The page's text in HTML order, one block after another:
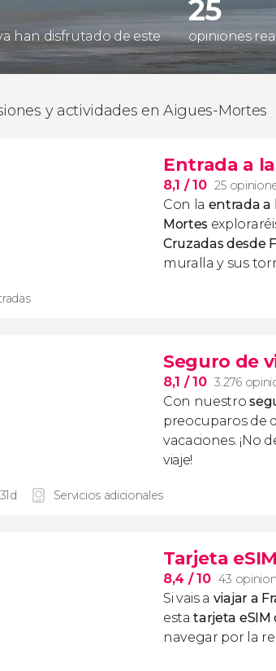
han disfrutado de este
25
opiniones
y actividades en Aigues-Mortes
Entrada a
8,1 / 10 25
Con la entrada a
Mortes
Cruzadas desde
muralla y sus
Seguro de
8,1 / 10 3.276
Con nuestro
preocuparos de
vacaciones. ¡No
viaje!
Servicios adicionales
Tarjeta
8,4 / 10 43
Si vais a viajar a
estatarjeta
navegar por la